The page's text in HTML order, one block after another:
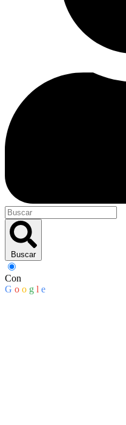
Buscar
Con
G o o g l e